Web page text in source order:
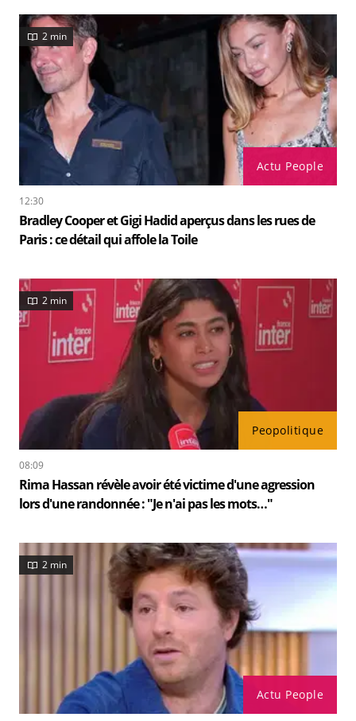
Actu People
2 min
12:30
Bradley Cooper et Gigi Hadid aperçus dans les rues de
Paris : ce détail qui affole la Toile
Peopolitique
2 min
08:09
Rima Hassan révèle avoir été victime d'une agression
lors d'une randonnée : "Je n'ai pas les mots…"
Actu People
2 min